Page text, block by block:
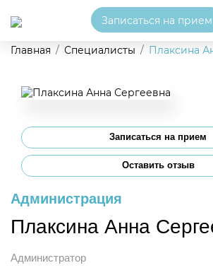
Записаться на прием
Главная Специалисты Плаксина
Записаться на прием
Оставить отзыв
Плаксина Анна
Администратор
Администрация